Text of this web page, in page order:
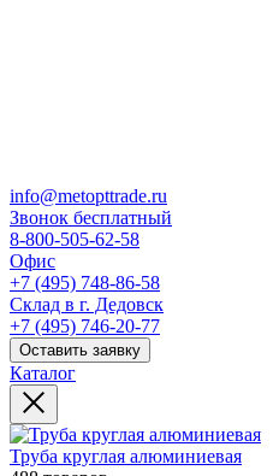
info@metopttrade.ru
Звонок бесплатный
8-800-505-62-58
Офис
+7 (495) 748-86-58
Склад в г. Дедовск
+7 (495) 746-20-77
Оставить заявку
Каталог
Труба круглая алюминиевая